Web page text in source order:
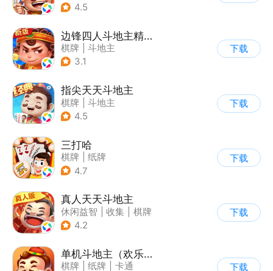
4.5
边锋四人斗地主精简版
棋牌
斗地主
3.1
下载
指尖天天斗地主
棋牌
斗地主
4.5
下载
三打哈
棋牌
纸牌
4.7
下载
真人天天斗地主
休闲益智 收集
棋牌
| 纸牌
4.2
下载
单机斗地主（欢乐版）
棋牌 纸牌
卡通
下载